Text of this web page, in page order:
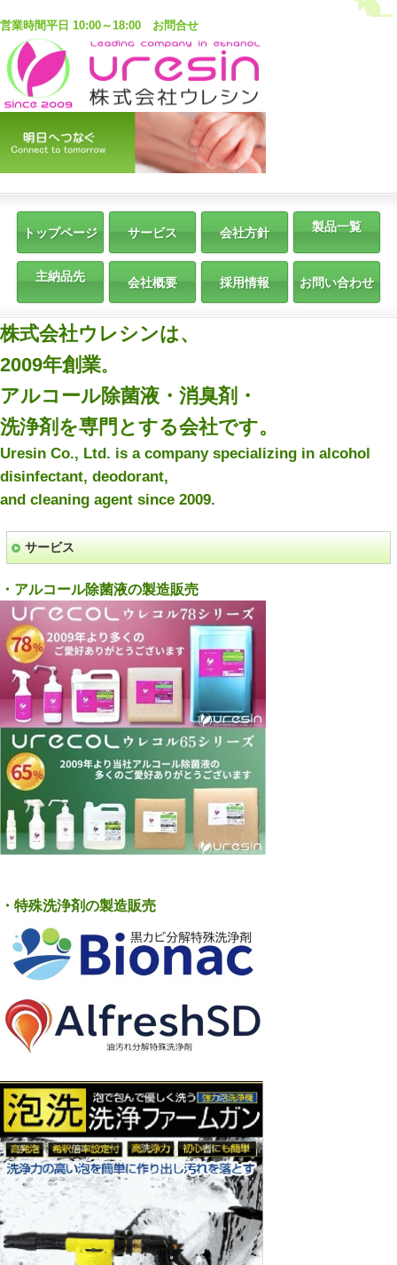
営業時間平日 10:00～18:00 お問合せ
トップページ サービス 会社方針 製品一覧
主納品先 会社概要 採用情報 お問い合わせ
株式会社ウレシンは、
2009年創業。
アルコール除菌液・消臭剤・
洗浄剤を専門とする会社です。
Uresin Co., Ltd. is a company specializing in alcohol
disinfectant, deodorant,
and cleaning agent since 2009.
サービス
・アルコール除菌液の製造販売
・特殊洗浄剤の製造販売